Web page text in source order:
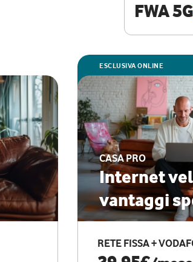
FWA 5G
ESCLUSIVA ONLINE
CASA PRO
Internet
vantaggi
RETE FISSA +